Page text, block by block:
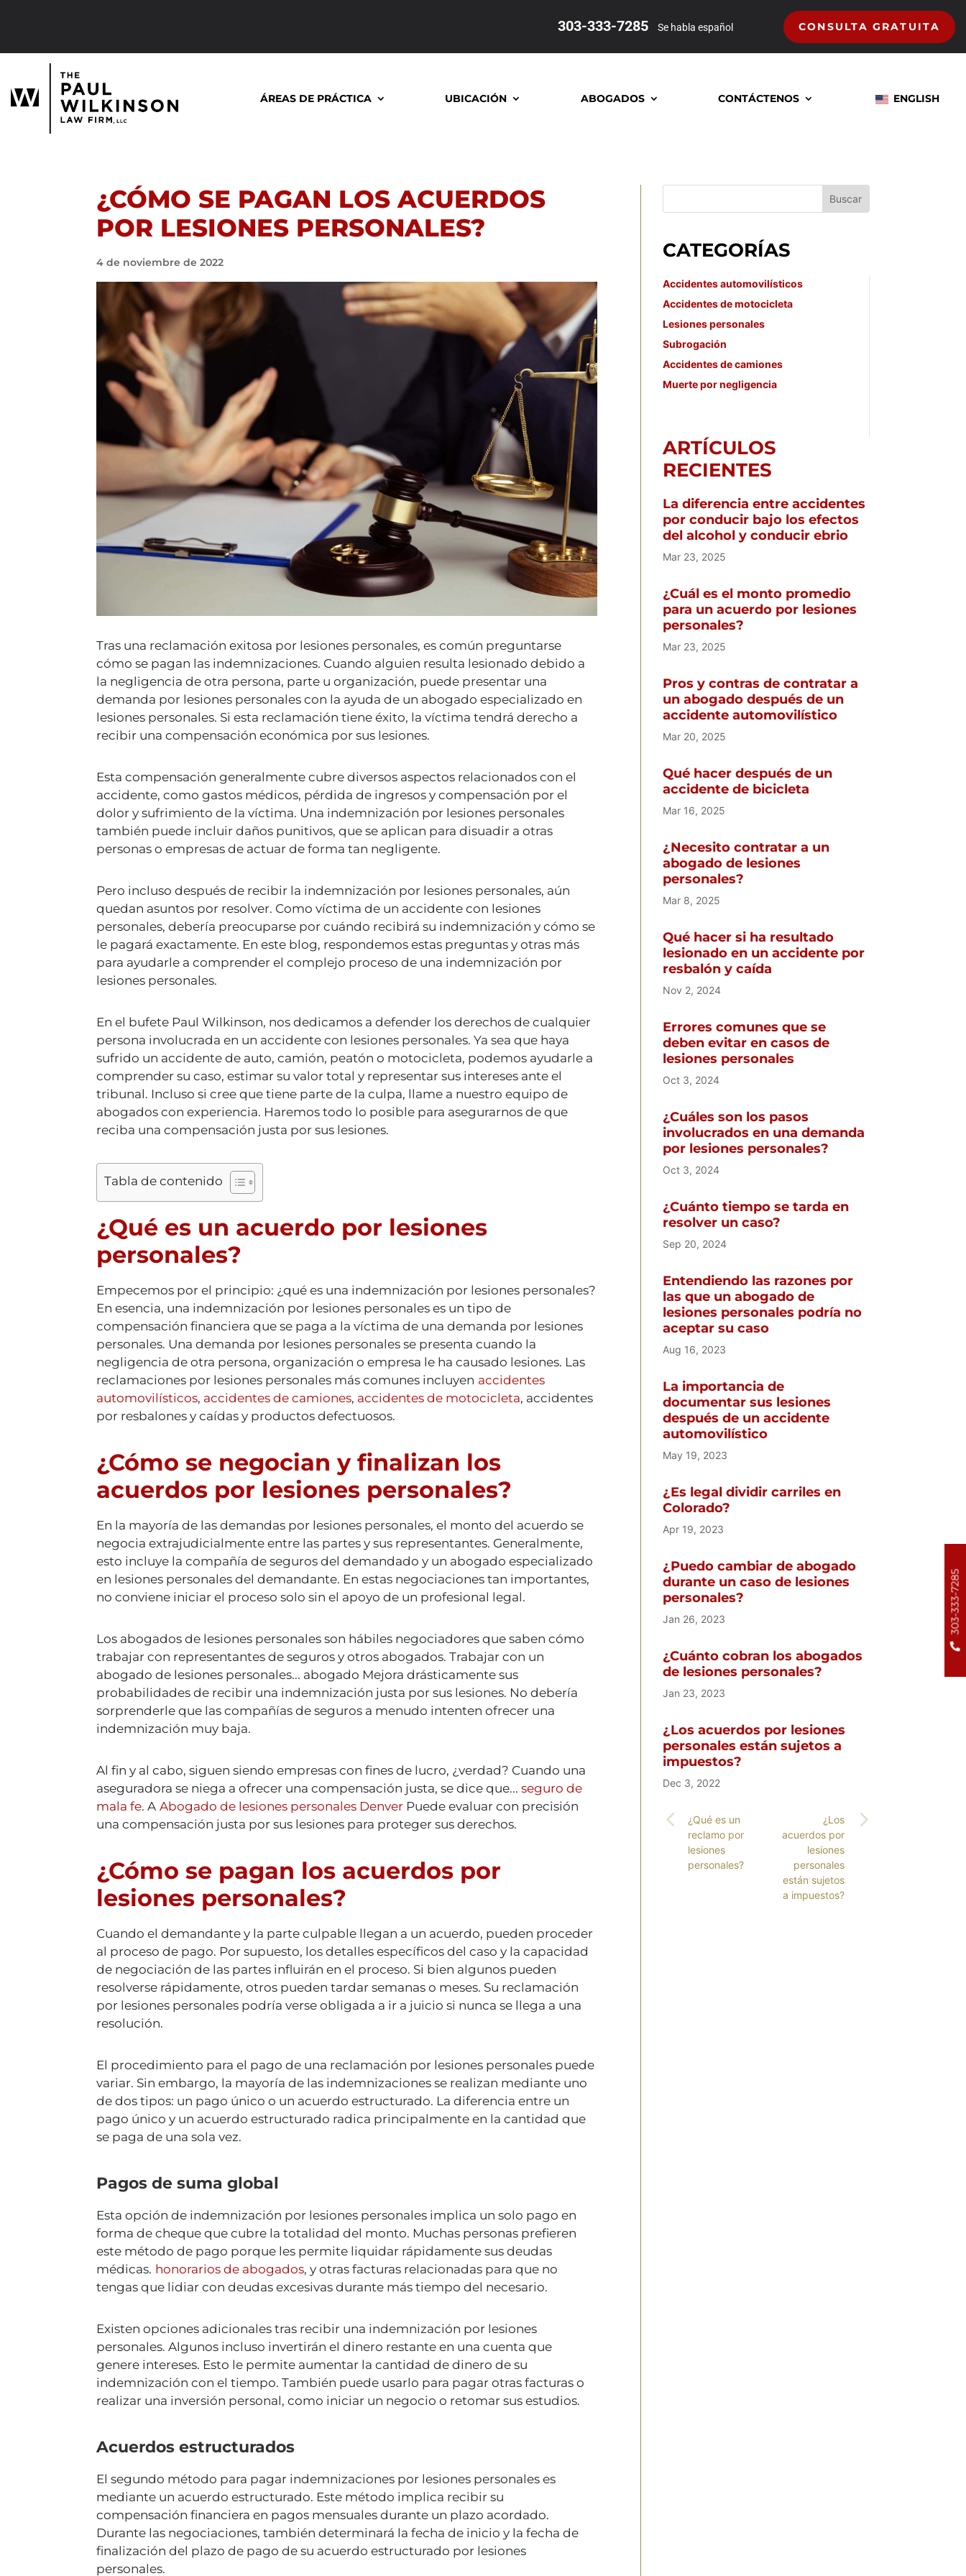
303-333-7285 Se habla español CONSULTA GRATUITA
ÁREAS DE PRÁCTICA UBICACIÓN ABOGADOS CONTÁCTENOS ENGLISH
¿CÓMO SE PAGAN LOS ACUERDOS
POR LESIONES PERSONALES?
4 de noviembre de 2022
Tras una reclamación exitosa por lesiones personales, es común preguntarse
cómo se pagan las indemnizaciones. Cuando alguien resulta lesionado debido a
la negligencia de otra persona, parte u organización, puede presentar una
demanda por lesiones personales con la ayuda de un abogado especializado en
lesiones personales. Si esta reclamación tiene éxito, la víctima tendrá derecho a
recibir una compensación económica por sus lesiones.
Esta compensación generalmente cubre diversos aspectos relacionados con el
accidente, como gastos médicos, pérdida de ingresos y compensación por el
dolor y sufrimiento de la víctima. Una indemnización por lesiones personales
también puede incluir daños punitivos, que se aplican para disuadir a otras
personas o empresas de actuar de forma tan negligente.
Pero incluso después de recibir la indemnización por lesiones personales, aún
quedan asuntos por resolver. Como víctima de un accidente con lesiones
personales, debería preocuparse por cuándo recibirá su indemnización y cómo se
le pagará exactamente. En este blog, respondemos estas preguntas y otras más
para ayudarle a comprender el complejo proceso de una indemnización por
lesiones personales.
En el bufete Paul Wilkinson, nos dedicamos a defender los derechos de cualquier
persona involucrada en un accidente con lesiones personales. Ya sea que haya
sufrido un accidente de auto, camión, peatón o motocicleta, podemos ayudarle a
comprender su caso, estimar su valor total y representar sus intereses ante el
tribunal. Incluso si cree que tiene parte de la culpa, llame a nuestro equipo de
abogados con experiencia. Haremos todo lo posible para asegurarnos de que
reciba una compensación justa por sus lesiones.
Tabla de contenido
¿Qué es un acuerdo por lesiones
personales?
Empecemos por el principio: ¿qué es una indemnización por lesiones personales?
En esencia, una indemnización por lesiones personales es un tipo de
compensación financiera que se paga a la víctima de una demanda por lesiones
personales. Una demanda por lesiones personales se presenta cuando la
negligencia de otra persona, organización o empresa le ha causado lesiones. Las
reclamaciones por lesiones personales más comunes incluyen accidentes
automovilísticos, accidentes de camiones, accidentes de motocicleta, accidentes
por resbalones y caídas y productos defectuosos.
¿Cómo se negocian y finalizan los
acuerdos por lesiones personales?
En la mayoría de las demandas por lesiones personales, el monto del acuerdo se
negocia extrajudicialmente entre las partes y sus representantes. Generalmente,
esto incluye la compañía de seguros del demandado y un abogado especializado
en lesiones personales del demandante. En estas negociaciones tan importantes,
no conviene iniciar el proceso solo sin el apoyo de un profesional legal.
Los abogados de lesiones personales son hábiles negociadores que saben cómo
trabajar con representantes de seguros y otros abogados. Trabajar con un
abogado de lesiones personales... abogado Mejora drásticamente sus
probabilidades de recibir una indemnización justa por sus lesiones. No debería
sorprenderle que las compañías de seguros a menudo intenten ofrecer una
indemnización muy baja.
Al fin y al cabo, siguen siendo empresas con fines de lucro, ¿verdad? Cuando una
aseguradora se niega a ofrecer una compensación justa, se dice que...seguro de
mala fe. A Abogado de lesiones personales Denver Puede evaluar con precisión
una compensación justa por sus lesiones para proteger sus derechos.
¿Cómo se pagan los acuerdos por
lesiones personales?
Cuando el demandante y la parte culpable llegan a un acuerdo, pueden proceder
al proceso de pago. Por supuesto, los detalles específicos del caso y la capacidad
de negociación de las partes influirán en el proceso. Si bien algunos pueden
resolverse rápidamente, otros pueden tardar semanas o meses. Su reclamación
por lesiones personales podría verse obligada a ir a juicio si nunca se llega a una
resolución.
El procedimiento para el pago de una reclamación por lesiones personales puede
variar. Sin embargo, la mayoría de las indemnizaciones se realizan mediante uno
de dos tipos: un pago único o un acuerdo estructurado. La diferencia entre un
pago único y un acuerdo estructurado radica principalmente en la cantidad que
se paga de una sola vez.
Pagos de suma global
Esta opción de indemnización por lesiones personales implica un solo pago en
forma de cheque que cubre la totalidad del monto. Muchas personas prefieren
este método de pago porque les permite liquidar rápidamente sus deudas
médicas. honorarios de abogados, y otras facturas relacionadas para que no
tengas que lidiar con deudas excesivas durante más tiempo del necesario.
Existen opciones adicionales tras recibir una indemnización por lesiones
personales. Algunos incluso invertirán el dinero restante en una cuenta que
genere intereses. Esto le permite aumentar la cantidad de dinero de su
indemnización con el tiempo. También puede usarlo para pagar otras facturas o
realizar una inversión personal, como iniciar un negocio o retomar sus estudios.
Acuerdos estructurados
El segundo método para pagar indemnizaciones por lesiones personales es
mediante un acuerdo estructurado. Este método implica recibir su
compensación financiera en pagos mensuales durante un plazo acordado.
Durante las negociaciones, también determinará la fecha de inicio y la fecha de
finalización del plazo de pago de su acuerdo estructurado por lesiones
personales.
CATEGORÍAS
Accidentes automovilísticos
Accidentes de motocicleta
Lesiones personales
Subrogación
Accidentes de camiones
Muerte por negligencia
ARTÍCULOS
RECIENTES
La diferencia entre accidentes
por conducir bajo los efectos
del alcohol y conducir ebrio
Mar 23, 2025
¿Cuál es el monto promedio
para un acuerdo por lesiones
personales?
Mar 23, 2025
Pros y contras de contratar a
un abogado después de un
accidente automovilístico
Mar 20, 2025
Qué hacer después de un
accidente de bicicleta
Mar 16, 2025
¿Necesito contratar a un
abogado de lesiones
personales?
Mar 8, 2025
Qué hacer si ha resultado
lesionado en un accidente por
resbalón y caída
Nov 2, 2024
Errores comunes que se
deben evitar en casos de
lesiones personales
Oct 3, 2024
¿Cuáles son los pasos
involucrados en una demanda
por lesiones personales?
Oct 3, 2024
¿Cuánto tiempo se tarda en
resolver un caso?
Sep 20, 2024
Entendiendo las razones por
las que un abogado de
lesiones personales podría no
aceptar su caso
Aug 16, 2023
La importancia de
documentar sus lesiones
después de un accidente
automovilístico
May 19, 2023
¿Es legal dividir carriles en
Colorado?
Apr 19, 2023
¿Puedo cambiar de abogado
durante un caso de lesiones
personales?
Jan 26, 2023
¿Cuánto cobran los abogados
de lesiones personales?
Jan 23, 2023
¿Los acuerdos por lesiones
personales están sujetos a
impuestos?
Dec 3, 2022
¿Qué es un
reclamo por
lesiones
personales?
¿Los
acuerdos por
lesiones
personales
están sujetos
a impuestos?
303-333-7285